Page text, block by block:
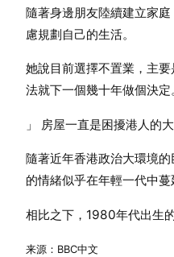
隨著身邊朋友陸續建立家
慮規劃自己的生活。
她說目前選擇不置業，主
法就下一個幾十年做個決定
」 房屋一直是困擾港人的大
隨著近年香港政治大環境
的情緒似乎在年輕一代中蔓
相比之下，1980年代出生
来源：BBC中文